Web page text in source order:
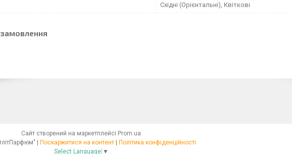
Східні (Орієнтальні), Квіткові
Сайт створений на маркетплейсі Prom.ua
Компанія "ЭлітПарфюм" | Поскаржитися на контент | Політика конфіденційності
Select Language ▼